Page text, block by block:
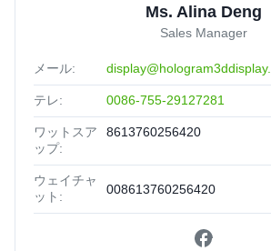
Ms. Alina Deng
Sales Manager
メール:
テレ: 0086-755-29127281
ワットスア
ップ:
8613760256420
ウェイチャ
ット:
008613760256420